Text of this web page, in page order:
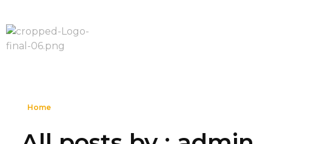
Home